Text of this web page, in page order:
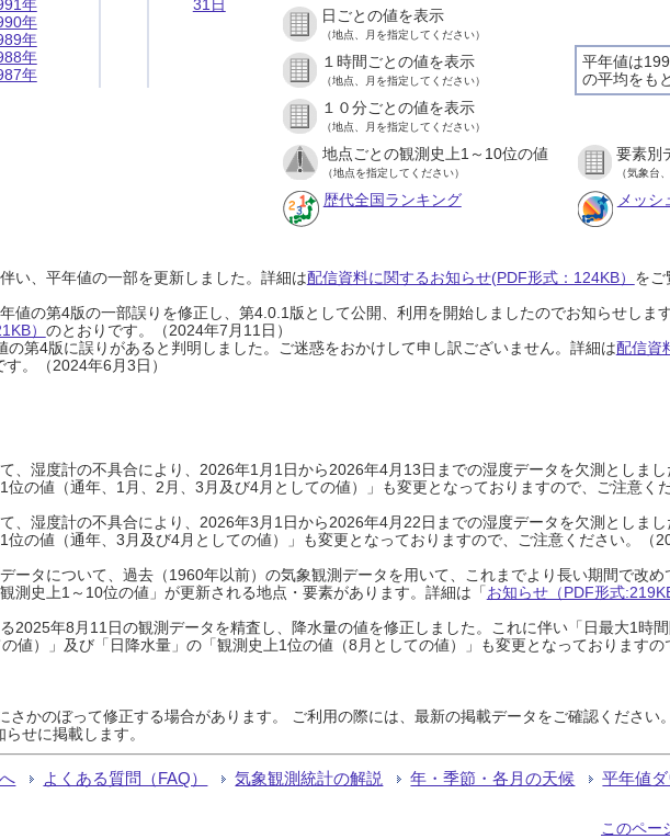
年
年
年
年
年
31日
日ごとの値を表示
（地点、月を指定してください）
平年値は
の平均をも
１時間ごとの値を表示
（地点、月を指定してください）
１０分ごとの値を表示
（地点、月を指定してください）
地点ごとの観測史上1～10位の値
（地点を指定してください）
要素別
（気象台
歴代全国ランキング メッシ
い、平年値の一部を更新しました。詳細は配信資料に関するお知らせ(PDF形式：124KB） をご
値の第4版の一部誤りを修正し、第4.0.1版として公開、利用を開始しましたのでお知らせしま
） のとおりです。（2024年7月11日）
第4版に誤りがあると判明しました。ご迷惑をおかけして申し訳ございません。詳細は配信資
。（2024年6月3日）
、湿度計の不具合により、2026年1月1日から2026年4月13日までの湿度データを欠測としまし
の値（通年、1月、2月、3月及び4月としての値）」も変更となっておりますので、ご注意くだ
、湿度計の不具合により、2026年3月1日から2026年4月22日までの湿度データを欠測としまし
の値（通年、3月及び4月としての値）」も変更となっておりますので、ご注意ください。（
ータについて、過去（1960年以前）の気象観測データを用いて、これまでより長い期間で改め
測史上1～10位の値」が更新される地点・要素があります。詳細は「お知らせ（PDF形式:219KB
2025年8月11日の観測データを精査し、降水量の値を修正しました。これに伴い「日最大1時
値）」及び「日降水量」の「観測史上1位の値（8月としての値）」も変更となっておりますの
かのぼって修正する場合があります。 ご利用の際には、最新の掲載データをご確認ください
せに掲載します。
よくある質問（FAQ） 気象観測統計の解説 年・季節・各月の天候 平年値
このペー